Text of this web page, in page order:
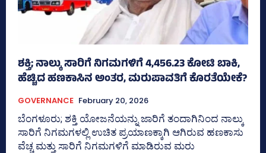
ಶಕ್ತಿ; ನಾಲ್ಕು ಸಾರಿಗೆ ನಿಗಮಗಳಿಗೆ 4,456.23 ಕೋಟಿ ಬಾಕಿ,
ಹೆಚ್ಚಿದ ಹಣಕಾಸಿನ ಅಂತರ, ಮರುಪಾವತಿಗೆ ಕೊರತೆಯೇಕೆ?
GOVERNANCE February 20, 2026
ಬೆಂಗಳೂರು; ಶಕ್ತಿ ಯೋಜನೆಯನ್ನು ಜಾರಿಗೆ ತಂದಾಗಿನಿಂದ ನಾಲ್ಕು
ಸಾರಿಗೆ ನಿಗಮಗಳಲ್ಲಿ ಉಚಿತ ಪ್ರಯಾಣಕ್ಕಾಗಿ ಆಗಿರುವ ಹಣಕಾಸು
ವೆಚ್ಚ ಮತ್ತು ಸಾರಿಗೆ ನಿಗಮಗಳಿಗೆ ಮಾಡಿರುವ ಮರು